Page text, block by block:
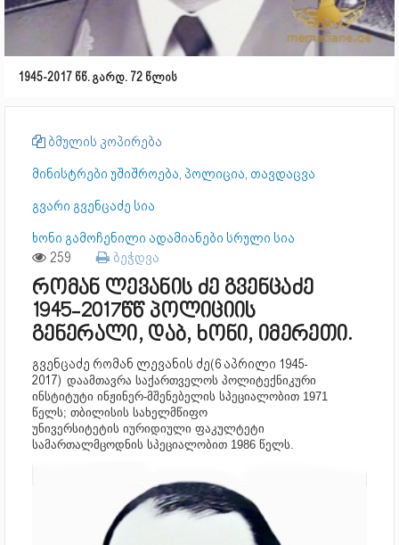
1945-2017 წწ. გარდ. 72 წლის
ბმულის კოპირება
მინისტრები უშიშროება, პოლიცია, თავდაცვა
გვარი გვენცაძე სია
ხონი გამოჩენილი ადამიანები სრული სია
259 ბეჭდვა
რომან ლევანის ძე გვენცაძე
1945-2017წწ პოლიციის
გენერალი, დაბ, ხონი, იმერეთი.
გვენცაძე რომან ლევანის ძე(6 აპრილი 1945-
2017) დაამთავრა საქართველოს პოლიტექნიკური
ინსტიტუტი ინჟინერ-მშენებელის სპეციალობით 1971
წელს; თბილისის სახელმწიფო
უნივერსიტეტის იურიდიული ფაკულტეტი
სამართალმცოდნის სპეციალობით 1986 წელს.